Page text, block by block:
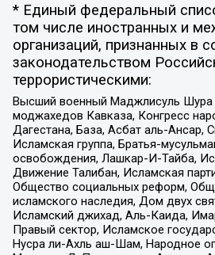
* Единый федеральный
том числе иностранных и
организаций, признанных в
законодательством
террористическими:
Высший военный Маджлисуль Шура
моджахедов Кавказа, Конгресс
Дагестана, База, Асбат аль-Ансар,
Исламская группа, Братья-
освобождения, Лашкар-И-Тайба,
Движение Талибан, Исламская
Общество социальных реформ,
исламского наследия, Дом двух
Исламский джихад, Аль-Каида,
Правый сектор, Исламское
Нусра ли-Ахль аш-Шам, Народное